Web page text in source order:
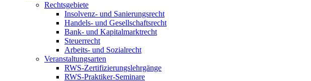
Rechtsgebiete
Insolvenz- und Sanierungsrecht
Handels- und Gesellschaftsrecht
Bank- und Kapitalmarktrecht
Steuerrecht
Arbeits- und Sozialrecht
Veranstaltungsarten
RWS-Zertifizierungslehrgänge
RWS-Praktiker-Seminare